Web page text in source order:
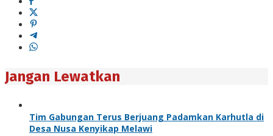
Jangan Lewatkan
Tim Gabungan Terus Berjuang Padamkan Karhutla di
Desa Nusa Kenyikap Melawi